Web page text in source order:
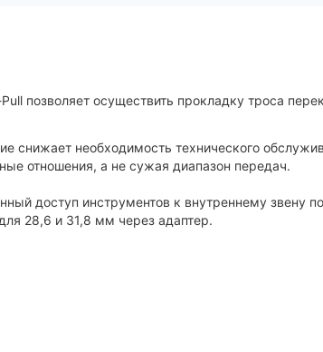
позволяет осуществить прокладку троса
снижает необходимость технического
отношения, а не сужая диапазон передач.
доступ инструментов к внутреннему звену
28,6 и 31,8 мм через адаптер.